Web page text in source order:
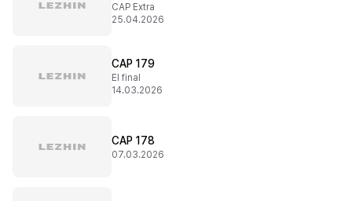
CAP Extra
25.04.2026
CAP 179
El final
14.03.2026
CAP 178
07.03.2026